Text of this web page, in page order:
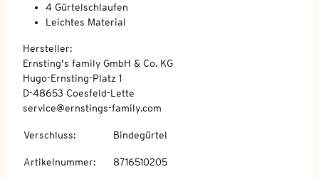
4 Gürtelschlaufen
Leichtes Material
Hersteller:
Ernsting's family GmbH & Co. KG
Hugo-Ernsting-Platz 1
D-48653 Coesfeld-Lette
service@ernstings-family.com
Verschluss: Bindegürtel
Artikelnummer: 8716510205